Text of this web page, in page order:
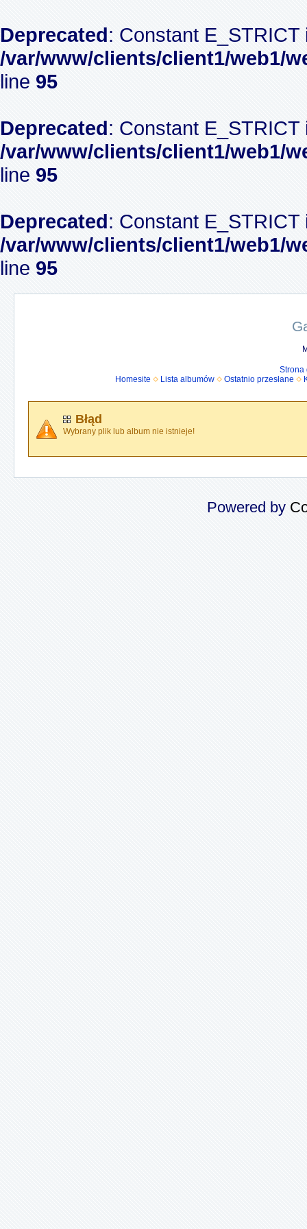
Deprecated: Constant
/var/www/clients/client1/web1/
line 95
Deprecated: Constant
/var/www/clients/client1/web1/
line 95
Deprecated: Constant
/var/www/clients/client1/web1/
line 95
Strona
Homesite
Lista albumów Ostatnio przesłane
Błąd
Wybrany plik lub album nie istnieje!
Powered by